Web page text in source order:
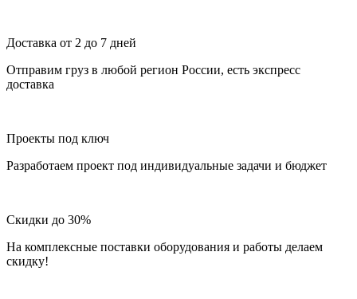
Доставка от 2 до 7 дней
Отправим груз в любой регион России, есть экспресс
доставка
Проекты под ключ
Разработаем проект под индивидуальные задачи и бюджет
Скидки до 30%
На комплексные поставки оборудования и работы делаем
скидку!